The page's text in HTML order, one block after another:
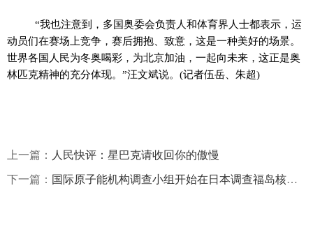
“我也注意到，多国奥委会负责人和体育界人士都表示，运
动员们在赛场上竞争，赛后拥抱、致意，这是一种美好的场景。
世界各国人民为冬奥喝彩，为北京加油，一起向未来，这正是奥
林匹克精神的充分体现。”汪文斌说。(记者伍岳、朱超)
上一篇： 人民快评：星巴克请收回你的傲慢
下一篇： 国际原子能机构调查小组开始在日本调查福岛核污水问题